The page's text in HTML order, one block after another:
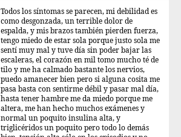
Todos los síntomas se parecen, mi debilidad es
como desgonzada, un terrible dolor de
espalda, y mis brazos también pierden fuerza,
tengo miedo de estar sola porque justo sola me
sentí muy mal y tuve día sin poder bajar las
escaleras, el corazón en mil tomo mucho té de
tilo y me ha calmado bastante los nervios,
puedo amanecer bien pero si alguna cosita me
pasa basta con sentirme débil y pasar mal día,
hasta tener hambre me da miedo porque me
altera, me han hecho muchos exámenes y
normal un poquito insulina alta, y
triglicéridos un poquito pero todo lo demás